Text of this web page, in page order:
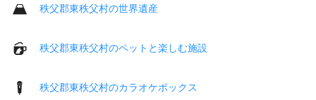
秩父郡東秩父村の世界遺産
秩父郡東秩父村のペットと楽しむ施設
秩父郡東秩父村のカラオケボックス